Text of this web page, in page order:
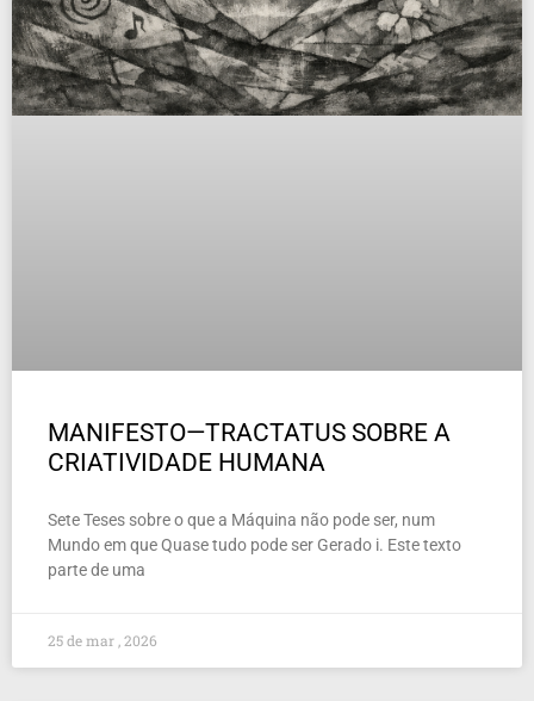
MANIFESTO—TRACTATUS SOBRE A
CRIATIVIDADE HUMANA
Sete Teses sobre o que a Máquina não pode ser, num
Mundo em que Quase tudo pode ser Gerado i. Este texto
parte de uma
25 de mar , 2026